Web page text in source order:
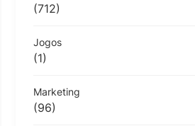
(712)
Jogos
(1)
Marketing
(96)